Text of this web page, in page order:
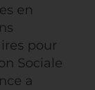
en
pour
Sociale
a